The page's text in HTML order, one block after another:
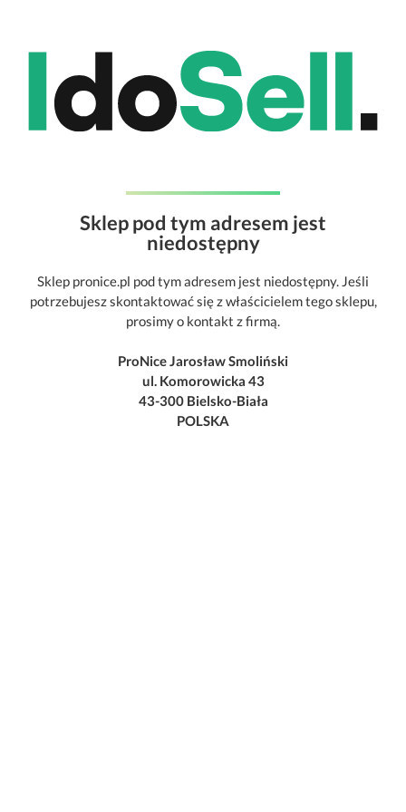
Sklep pod tym adresem jest
niedostępny
Sklep pronice.pl pod tym adresem jest niedostępny. Jeśli
potrzebujesz skontaktować się z właścicielem tego sklepu,
prosimy o kontakt z firmą.
ProNice Jarosław Smoliński
ul. Komorowicka 43
43-300 Bielsko-Biała
POLSKA